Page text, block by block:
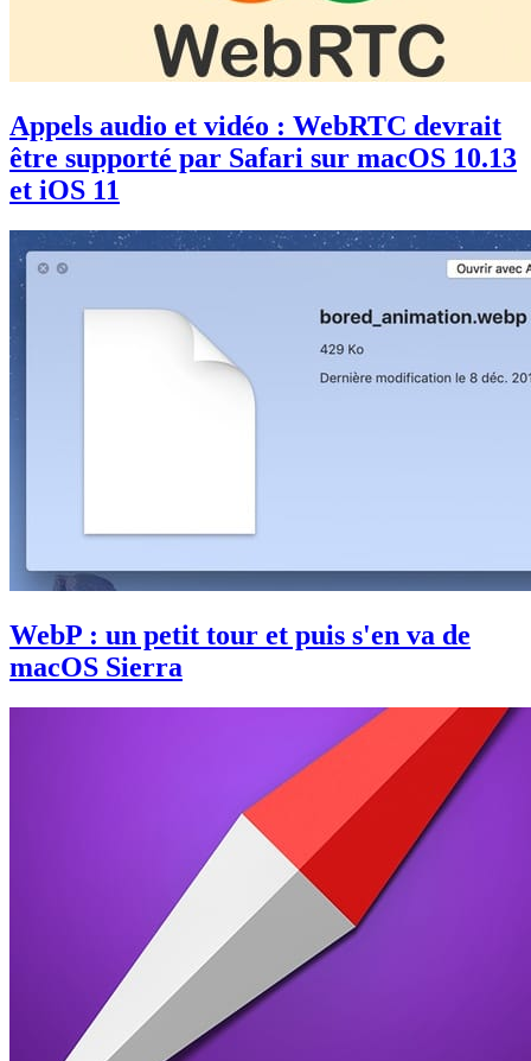
Appels audio et vidéo : WebRTC devrait
être supporté par Safari sur macOS 10.13
et iOS 11
WebP : un petit tour et puis s'en va de
macOS Sierra